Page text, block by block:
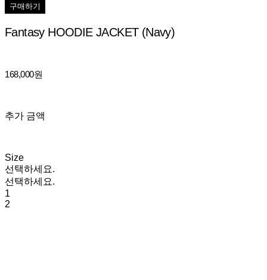
구매하기
Fantasy HOODIE JACKET (Navy)
168,000원
추가 금액
Size
선택하세요.
선택하세요.
1
2